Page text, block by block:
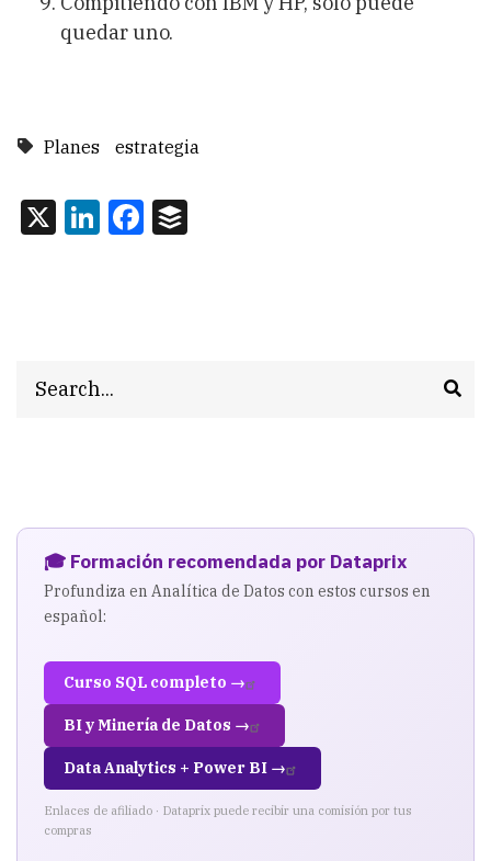
quedar uno.
Planes estrategia
X LinkedIn
Facebook
🎓 Formación recomendada por Dataprix
Profundiza en Analítica de Datos con estos cursos en
español:
Curso SQL completo →
BI y Minería de Datos →
Data Analytics + Power BI →
Enlaces de afiliado · Dataprix puede recibir una comisión por tus
compras